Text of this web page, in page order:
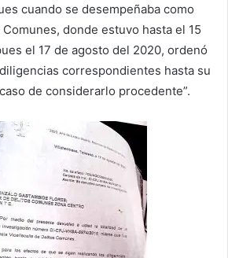
cuando se desempeñaba como
donde estuvo hasta el 15
el 17 de agosto del 2020, ordenó
correspondientes hasta su
de considerarlo procedente”.